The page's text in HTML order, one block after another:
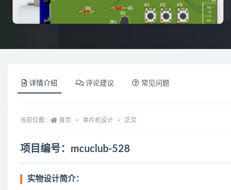
详情介绍 评论建议 常见问题
当前位置： 首页 单片机设计 正文
项目编号：mcuclub-528
实物设计简介：